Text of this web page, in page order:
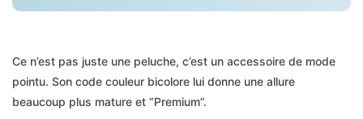
Ce n’est pas juste une peluche, c’est un accessoire de mode
pointu. Son code couleur bicolore lui donne une allure
beaucoup plus mature et “Premium”.